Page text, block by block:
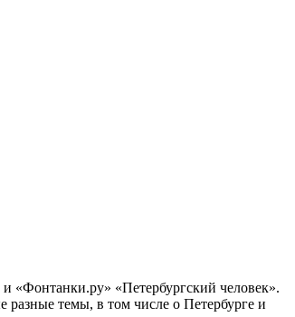
«Фонтанки.ру» «Петербургский человек».
темы, в том числе о Петербурге и